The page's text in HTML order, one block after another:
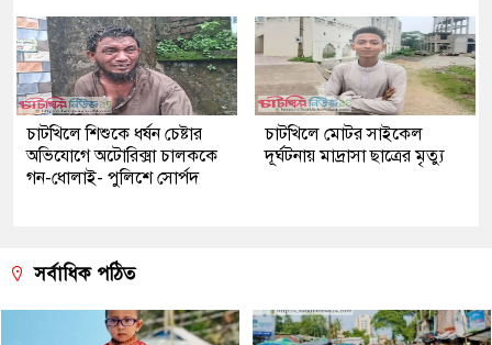
চাটখিলে শিশুকে ধর্ষন চেষ্টার
অভিযোগে অটোরিক্সা চালককে
গন-ধোলাই- পুলিশে সোর্পদ
চাটখিলে মোটর সাইকেল
দূর্ঘটনায় মাদ্রাসা ছাত্রের মৃত্যু
সর্বাধিক পঠিত